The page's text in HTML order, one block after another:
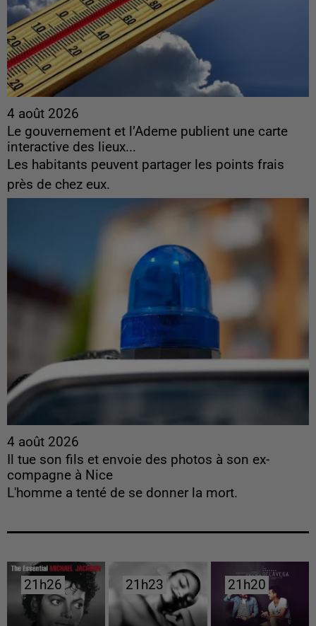
4 août 2026
Le gouvernement et l’Ademe publient une carte
interactive des lieux...
Les habitants peuvent partager les points frais
près de chez eux.
4 août 2026
Il tue son fils et envoie des photos à son ex-
compagne à Nice
L'homme a tenté de se donner la mort.
21h26
21h26 21h23
21h23 21h20
21h20